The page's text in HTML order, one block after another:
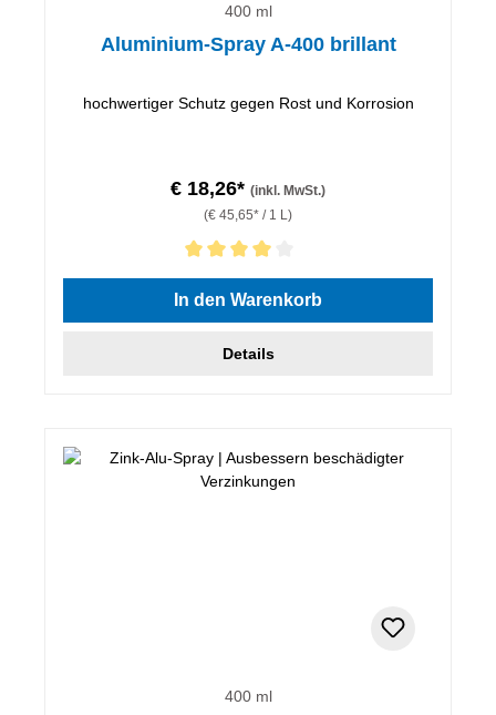
400 ml
Aluminium-Spray A-400 brillant
hochwertiger Schutz gegen Rost und Korrosion
€ 18,26* (inkl. MwSt.)
(€ 45,65* / 1 L)
Durchschnittliche Bewertung von 4 von 5 Sternen
In den Warenkorb
Details
400 ml